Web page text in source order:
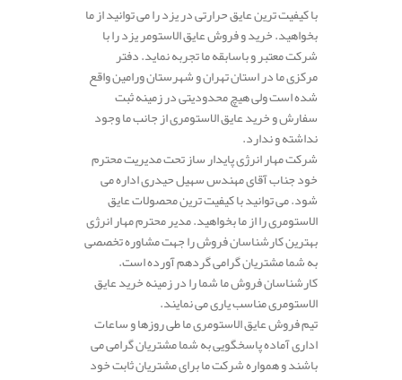
با کیفیت ترین عایق حرارتی در یزد را می توانید از ما
بخواهید. خرید و فروش عایق الاستومر یزد را با
شرکت معتبر و باسابقه ما تجربه نماید. دفتر
مرکزی ما در استان تهران و شهرستان ورامین واقع
شده است ولی هیچ محدودیتی در زمینه ثبت
سفارش و خرید عایق الاستومری از جانب ما وجود
نداشته و ندارد.
شرکت مهار انرژی پایدار ساز تحت مدیریت محترم
خود جناب آقای مهندس سهیل حیدری اداره می
شود. می توانید با کیفیت ترین محصولات عایق
الاستومری را از ما بخواهید. مدیر محترم مهار انرژی
بهترین کارشناسان فروش را جهت مشاوره تخصصی
به شما مشتریان گرامی گردهم آورده است.
کارشناسان فروش ما شما را در زمینه خرید عایق
الاستومری مناسب یاری می نمایند.
تیم فروش عایق الاستومری ما طی روزها و ساعات
اداری آماده پاسخگویی به شما مشتریان گرامی می
باشند و همواره شرکت ما برای مشتریان ثابت خود